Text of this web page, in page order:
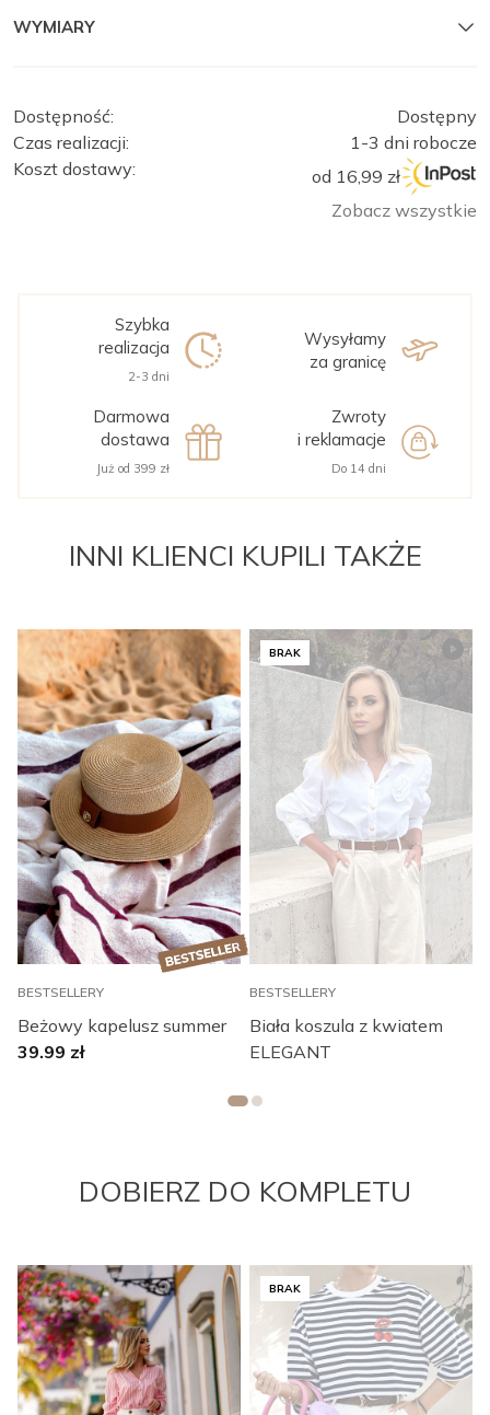
WYMIARY
Dostępność:
Dostępny
Czas realizacji:
1-3 dni robocze
Koszt dostawy:
od 16,99 zł
Zobacz wszystkie
Szybka
realizacja
2-3 dni
Wysyłamy
za granicę
Darmowa
dostawa
Już od 399 zł
Zwroty
i reklamacje
Do 14 dni
INNI KLIENCI KUPILI TAKŻE
BESTSELLERY
Beżowy kapelusz summer
39.99 zł
BRAK
BESTSELLERY
Biała koszula z kwiatem
ELEGANT
DOBIERZ DO KOMPLETU
BRAK